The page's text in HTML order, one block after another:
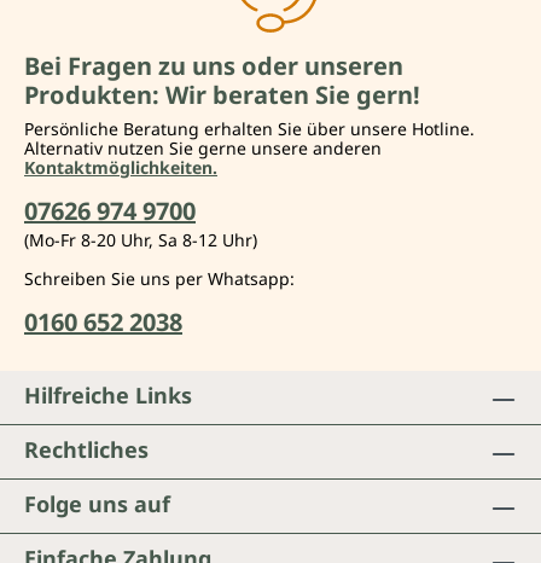
Bei Fragen zu uns oder unseren
Produkten: Wir beraten Sie gern!
Persönliche Beratung erhalten Sie über unsere Hotline.
Alternativ nutzen Sie gerne unsere anderen
Kontaktmöglichkeiten.
07626 974 9700
(Mo-Fr 8-20 Uhr, Sa 8-12 Uhr)
Schreiben Sie uns per Whatsapp:
0160 652 2038
Folge uns auf
Hilfreiche Links
Rechtliches